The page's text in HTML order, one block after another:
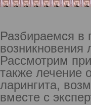
Разбираемся в
возникновения
Рассмотрим
также лечение
ларингита,
вместе с